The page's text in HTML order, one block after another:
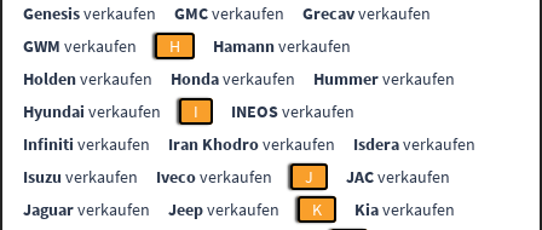
Genesisverkaufen GMCverkaufen Grecavverkaufen
GWM verkaufen H Hamannverkaufen
Holdenverkaufen Hondaverkaufen Hummerverkaufen
Hyundai verkaufen I INEOSverkaufen
Infiniti verkaufen Iran Khodroverkaufen Isderaverkaufen
Isuzu verkaufen Ivecoverkaufen J JACverkaufen
Jaguarverkaufen Jeepverkaufen K Kiaverkaufen